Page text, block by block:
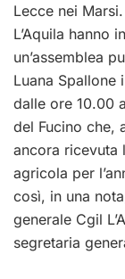
Lecce nei
L’Aquila hanno
un’assemblea
Luana Spallone
dalle ore 10.00
del Fucino che,
ancora ricevuta
agricola per
così, in una
generale Cgil
segretaria